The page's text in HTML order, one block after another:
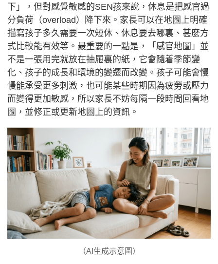
下」，但對感覺敏感的SEN孩來說，休息是把感官過
分負荷（overload）降下來。家長可以在地圖上明確
描寫孩子多久需要一次短休、休息要去哪裏、甚麼方
式比較能有效等。最重要的一點是，「感官地圖」並
不是一張用完就放在抽屜裏的紙，它會隨着季節變
化、孩子的成長和環境的變遷而改變。孩子可能會慢
慢能承受更多刺激，也可能某些時期因為疲勞或壓力
而變得更加敏感，所以家長不妨每隔一段時間回看地
圖，並修正或更新地圖上的資訊。
（AI生成示意圖）